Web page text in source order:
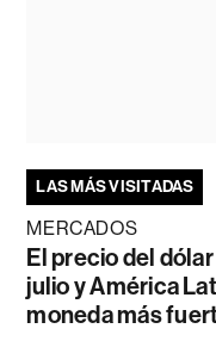
LAS MÁS VISITADAS
MERCADOS
El precio del
julio y América
moneda más